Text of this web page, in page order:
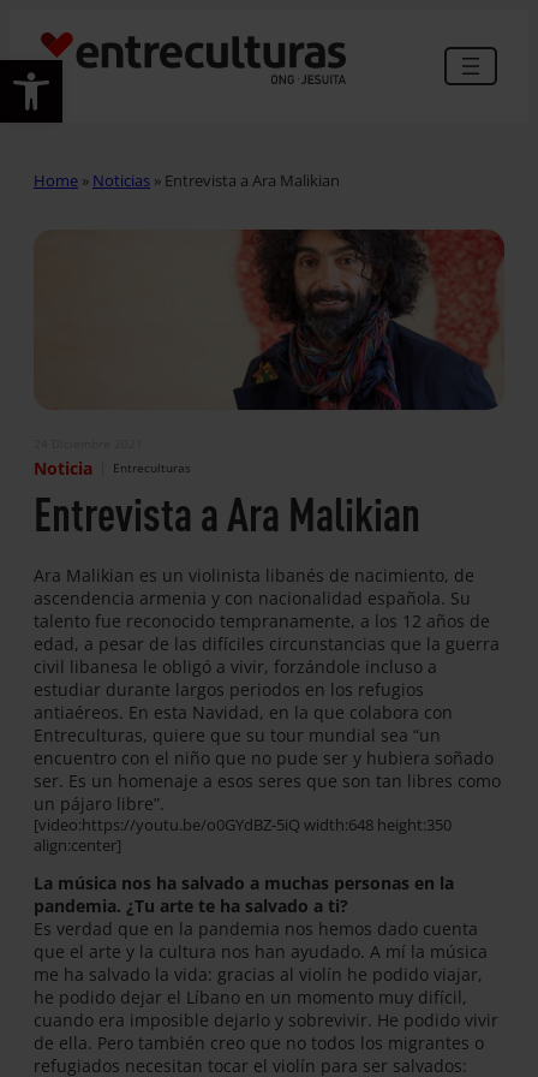
Abrir barra de herramientas
Home » Noticias » Entrevista a Ara Malikian
Noticia Entreculturas
Entrevista a Ara Malikian
Ara Malikian es un violinista libanés de nacimiento, de
ascendencia armenia y con nacionalidad española. Su
talento fue reconocido tempranamente, a los 12 años de
edad, a pesar de las difíciles circunstancias que la guerra
civil libanesa le obligó a vivir, forzándole incluso a
estudiar durante largos periodos en los refugios
antiaéreos. En esta Navidad, en la que colabora con
Entreculturas, quiere que su tour mundial sea “un
encuentro con el niño que no pude ser y hubiera soñado
ser. Es un homenaje a esos seres que son tan libres como
un pájaro libre”.
[video:https://youtu.be/o0GYdBZ-5iQ width:648 height:350
align:center]
La música nos ha salvado a muchas personas en la
pandemia. ¿Tu arte te ha salvado a ti?
Es verdad que en la pandemia nos hemos dado cuenta
que el arte y la cultura nos han ayudado. A mí la música
me ha salvado la vida: gracias al violín he podido viajar,
he podido dejar el Líbano en un momento muy difícil,
cuando era imposible dejarlo y sobrevivir. He podido vivir
de ella. Pero también creo que no todos los migrantes o
refugiados necesitan tocar el violín para ser salvados: